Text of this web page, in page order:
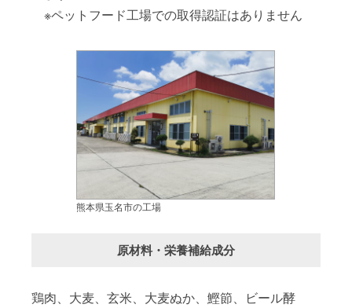
※ペットフード工場での取得認証はありません
熊本県玉名市の工場
原材料・栄養補給成分
鶏肉、大麦、玄米、大麦ぬか、鰹節、ビール酵